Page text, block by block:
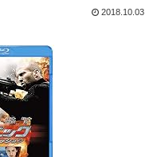
2018.10.03